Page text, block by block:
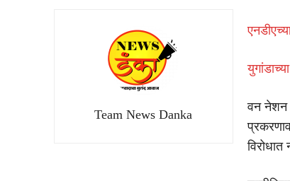
Team News Danka
वन नेशन